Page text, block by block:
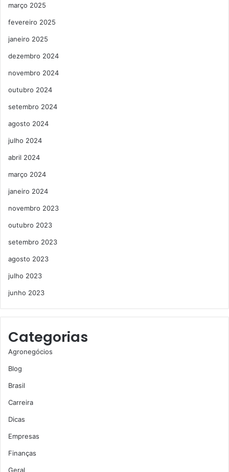
março 2025
fevereiro 2025
janeiro 2025
dezembro 2024
novembro 2024
outubro 2024
setembro 2024
agosto 2024
julho 2024
abril 2024
março 2024
janeiro 2024
novembro 2023
outubro 2023
setembro 2023
agosto 2023
julho 2023
junho 2023
Categorias
Agronegócios
Blog
Brasil
Carreira
Dicas
Empresas
Finanças
Geral